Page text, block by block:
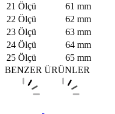
21 Ölçü
61 mm
22 Ölçü
62 mm
23 Ölçü
63 mm
24 Ölçü
64 mm
25 Ölçü
65 mm
BENZER ÜRÜNLER